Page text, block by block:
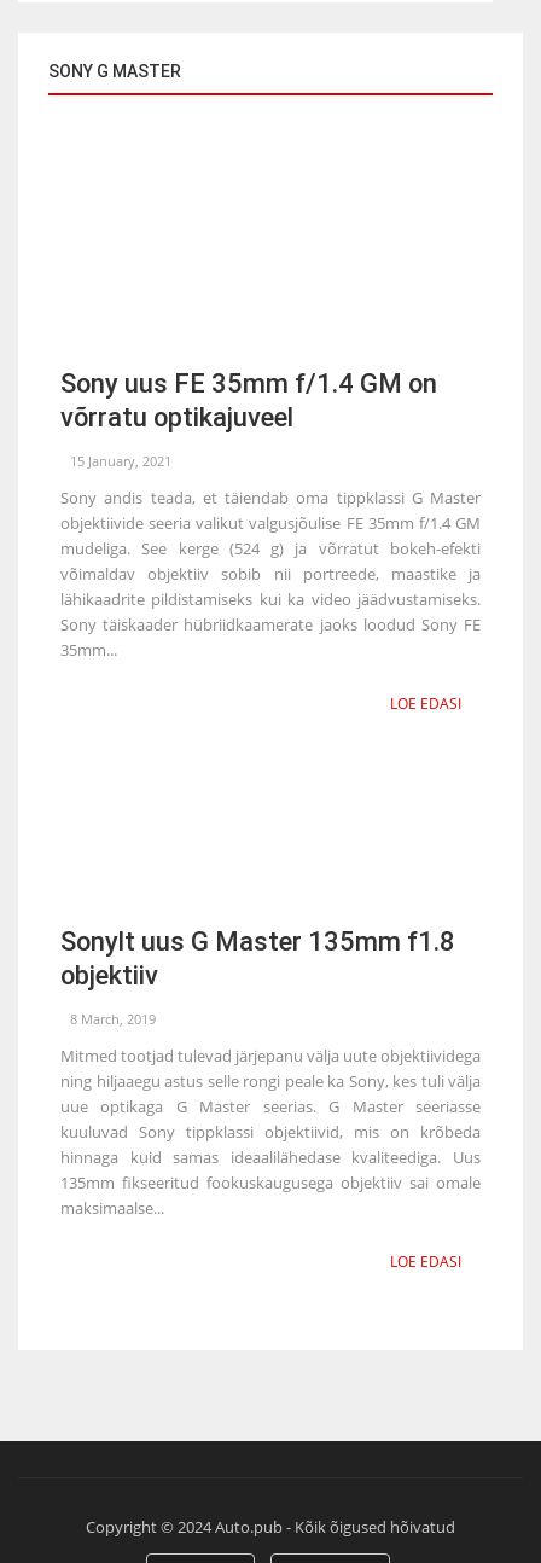
SONY G MASTER
Sony uus FE 35mm f/1.4 GM on
võrratu optikajuveel
15 January, 2021
Sony andis teada, et täiendab oma tippklassi G Master
objektiivide seeria valikut valgusjõulise FE 35mm f/1.4 GM
mudeliga. See kerge (524 g) ja võrratut bokeh-efekti
võimaldav objektiiv sobib nii portreede, maastike ja
lähikaadrite pildistamiseks kui ka video jäädvustamiseks.
Sony täiskaader hübriidkaamerate jaoks loodud Sony FE
35mm...
LOE EDASI
Sonylt uus G Master 135mm f1.8
objektiiv
8 March, 2019
Mitmed tootjad tulevad järjepanu välja uute objektiividega
ning hiljaaegu astus selle rongi peale ka Sony, kes tuli välja
uue optikaga G Master seerias. G Master seeriasse
kuuluvad Sony tippklassi objektiivid, mis on krõbeda
hinnaga kuid samas ideaalilähedase kvaliteediga. Uus
135mm fikseeritud fookuskaugusega objektiiv sai omale
maksimaalse...
LOE EDASI
Copyright © 2024 Auto.pub - Kõik õigused hõivatud